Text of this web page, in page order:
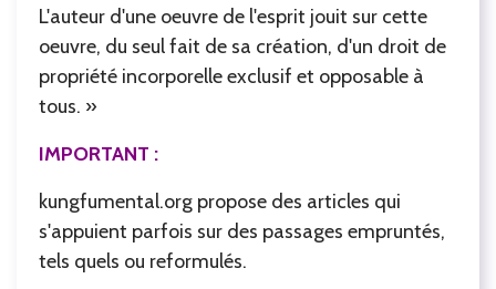
L'auteur d'une oeuvre de l'esprit jouit sur cette
oeuvre, du seul fait de sa création, d'un droit de
propriété incorporelle exclusif et opposable à
tous. »
IMPORTANT :
kungfumental.org propose des articles qui
s'appuient parfois sur des passages empruntés,
tels quels ou reformulés.